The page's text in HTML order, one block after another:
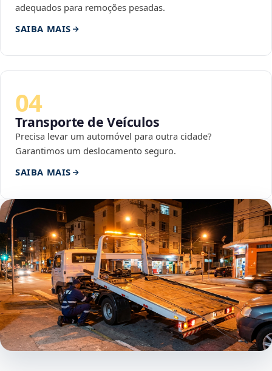
adequados para remoções pesadas.
SAIBA MAIS
04
Transporte de Veículos
Precisa levar um automóvel para outra cidade?
Garantimos um deslocamento seguro.
SAIBA MAIS